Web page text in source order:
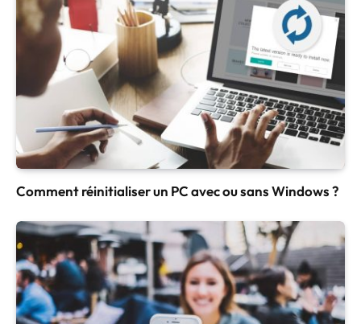
Comment réinitialiser un PC avec ou sans Windows ?